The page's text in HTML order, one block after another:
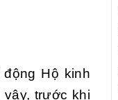
Hộ kinh
trước khi